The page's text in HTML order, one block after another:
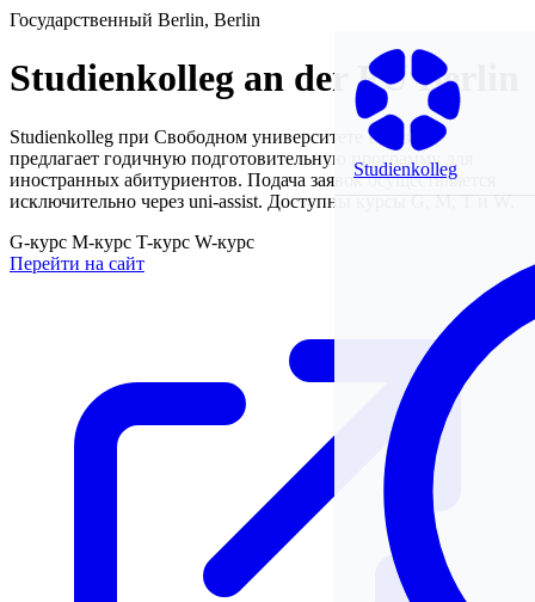
Studienkolleg
Государственный Berlin, Berlin
Studienkolleg an der FU Berlin
Studienkolleg при Свободном университете Берлина
предлагает годичную подготовительную программу для
иностранных абитуриентов. Подача заявок осуществляется
исключительно через uni-assist. Доступны курсы G, M, T и W.
G-курс M-курс T-курс W-курс
Перейти на сайт